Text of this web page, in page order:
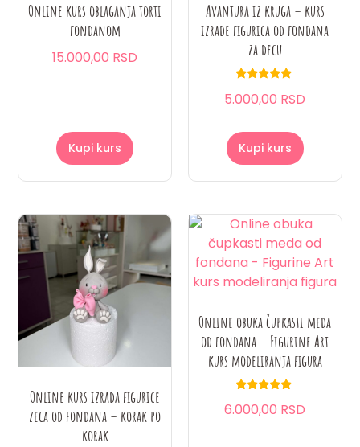
Online kurs oblaganja torti
fondanom
15.000,00 RSD
Kupi kurs
Avantura iz kruga – kurs
izrade figurica od fondana
za decu
sa
5.000,00 RSD
Kupi kurs
Online kurs izrada figurice
zeca od fondana – korak po
korak
Online obuka čupkasti meda
od fondana – Figurine Art
kurs modeliranja figura
sa
6.000,00 RSD